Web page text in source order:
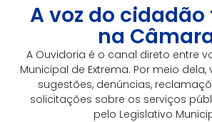
A voz do cidadão
na
A Ouvidoria é o canal direto entre
Municipal de Extrema. Por meio
sugestões, denúncias,
solicitações sobre os serviços
pelo Legislativo